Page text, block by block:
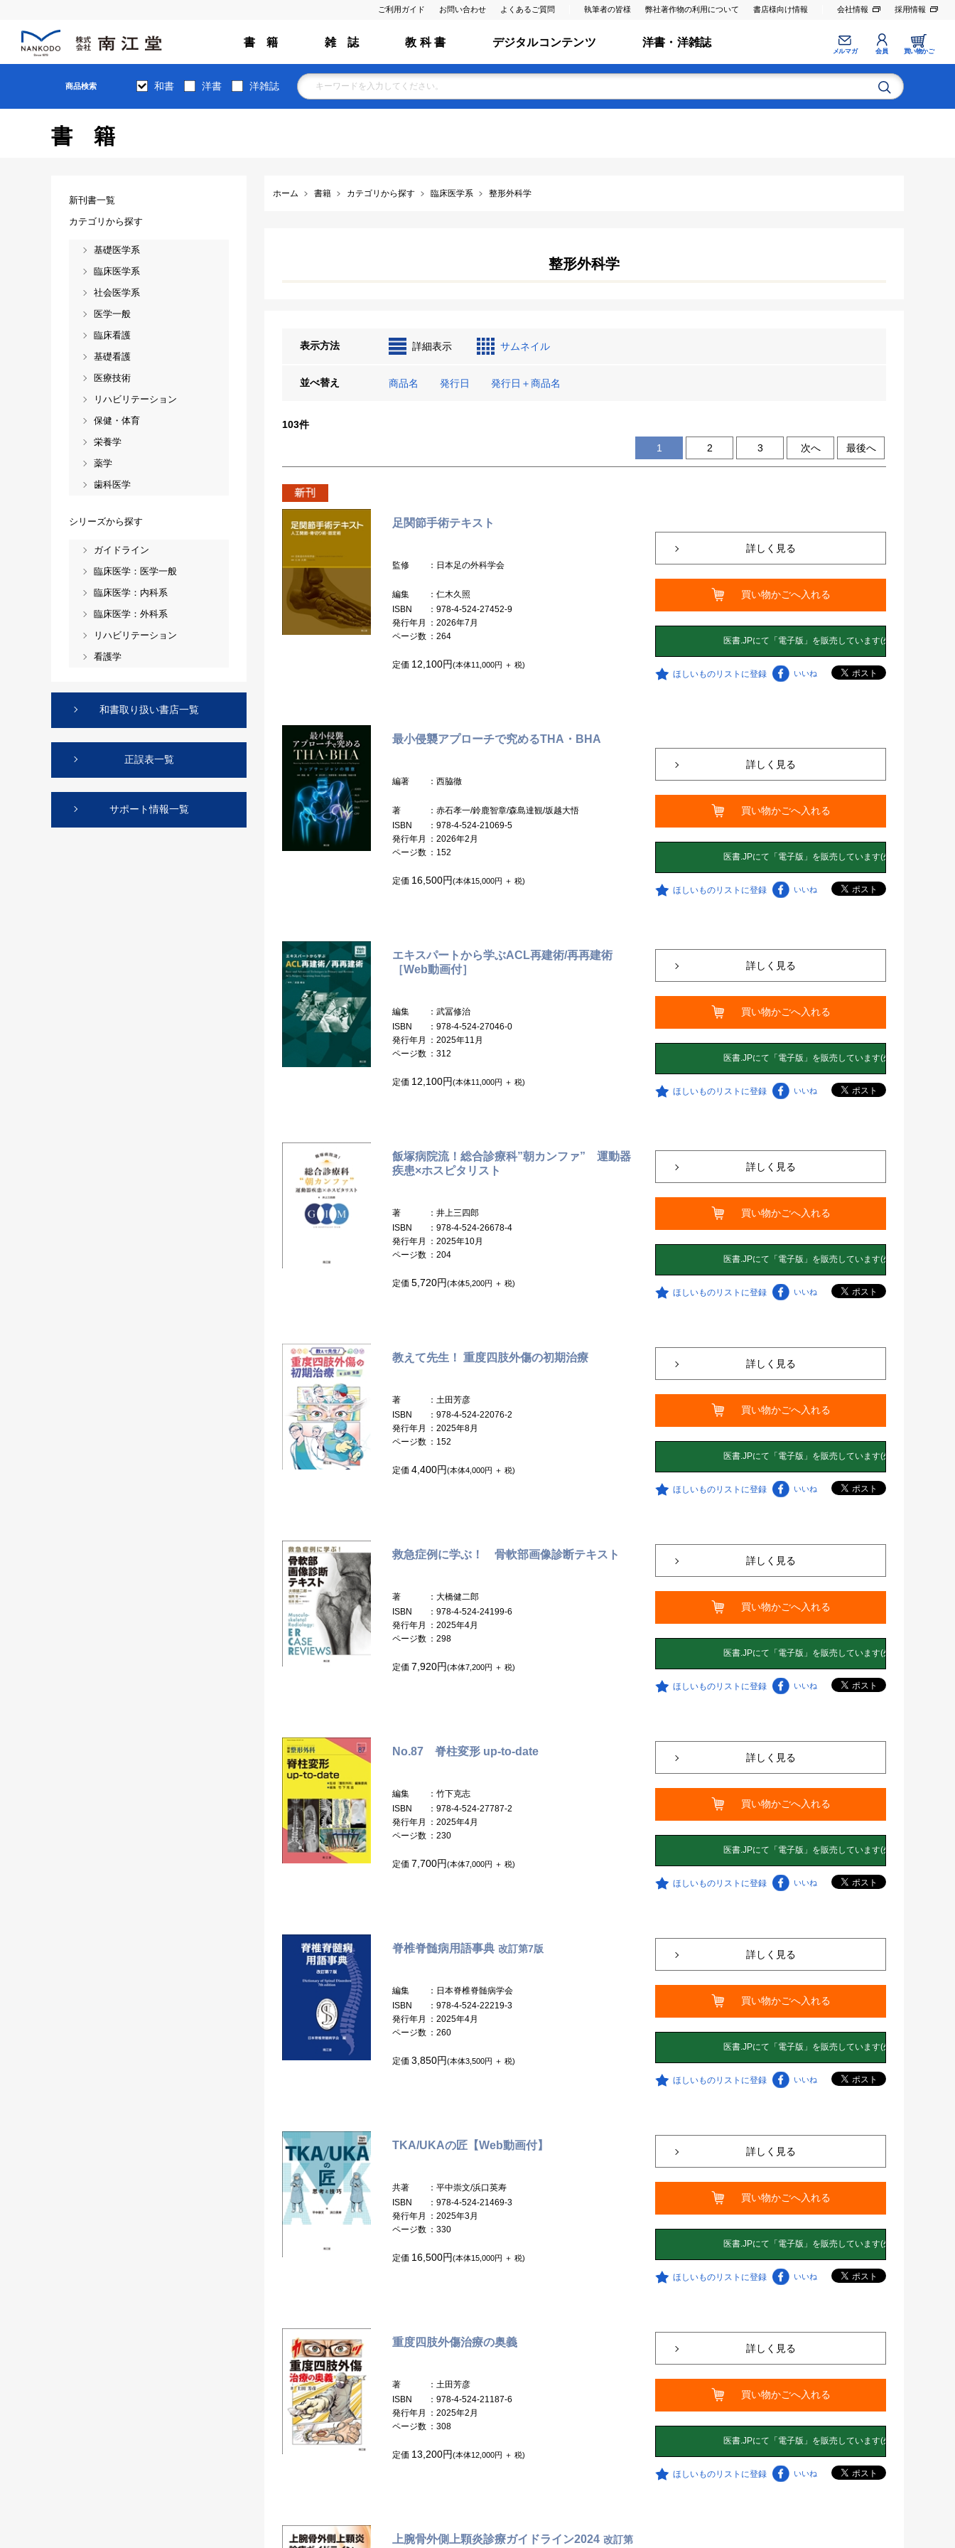
ご利用ガイド お問い合わせ よくあるご質問 執筆者の皆様 弊社著作物の利用について 書店様向け情報 会社情報 採用情報
書 籍 雑 誌 教 科 書 デジタルコンテンツ 洋書・洋雑誌
メルマガ 会員 買い物かご
商品検索 和書 洋書 洋雑誌
書籍
ホーム 書籍 カテゴリから探す 臨床医学系 整形外科学
整形外科学
表示方法 詳細表示 サムネイル
並べ替え 商品名 発行日 発行日＋商品名
103件
1 2 3 次へ 最後へ
足関節手術テキスト
監修 ：日本足の外科学会
編集
：仁木久照
ISBN
：978-4-524-27452-9
発行年月
：2026年7月
ページ数 ：264
定価 12,100円(本体11,000円 ＋ 税)
詳しく見る
買い物かごへ入れる
ほしいものリストに登録 いいね
最小侵襲アプローチで究めるTHA・BHA
編著 ：西脇徹
著
：赤石孝一/鈴鹿智章/森島達観/坂越大悟
ISBN
：978-4-524-21069-5
発行年月
：2026年2月
ページ数 ：152
定価 16,500円(本体15,000円 ＋ 税)
詳しく見る
買い物かごへ入れる
ほしいものリストに登録 いいね
エキスパートから学ぶACL再建術/再再建術
［Web動画付］
編集
：武冨修治
ISBN
：978-4-524-27046-0
発行年月
：2025年11月
ページ数 ：312
定価 12,100円(本体11,000円 ＋ 税)
詳しく見る
買い物かごへ入れる
ほしいものリストに登録 いいね
飯塚病院流！総合診療科”朝カンファ” 運動器
疾患×ホスピタリスト
著
：井上三四郎
ISBN
：978-4-524-26678-4
発行年月
：2025年10月
ページ数 ：204
定価 5,720円(本体5,200円 ＋ 税)
詳しく見る
買い物かごへ入れる
ほしいものリストに登録 いいね
教えて先生！ 重度四肢外傷の初期治療
著
：土田芳彦
ISBN
：978-4-524-22076-2
発行年月
：2025年8月
ページ数 ：152
定価 4,400円(本体4,000円 ＋ 税)
詳しく見る
買い物かごへ入れる
ほしいものリストに登録 いいね
救急症例に学ぶ！ 骨軟部画像診断テキスト
著
：大橋健二郎
ISBN
：978-4-524-24199-6
発行年月
：2025年4月
ページ数 ：298
定価 7,920円(本体7,200円 ＋ 税)
詳しく見る
買い物かごへ入れる
ほしいものリストに登録 いいね
No.87 脊柱変形 up-to-date
編集
：竹下克志
ISBN
：978-4-524-27787-2
発行年月
：2025年4月
ページ数 ：230
定価 7,700円(本体7,000円 ＋ 税)
詳しく見る
買い物かごへ入れる
ほしいものリストに登録 いいね
脊椎脊髄病用語事典 改訂第7版
編集
：日本脊椎脊髄病学会
ISBN
：978-4-524-22219-3
発行年月
：2025年4月
ページ数 ：260
定価 3,850円(本体3,500円 ＋ 税)
詳しく見る
買い物かごへ入れる
ほしいものリストに登録 いいね
TKA/UKAの匠【Web動画付】
共著
：平中崇文/浜口英寿
ISBN
：978-4-524-21469-3
発行年月
：2025年3月
ページ数 ：330
定価 16,500円(本体15,000円 ＋ 税)
詳しく見る
買い物かごへ入れる
ほしいものリストに登録 いいね
重度四肢外傷治療の奥義
著
：土田芳彦
ISBN
：978-4-524-21187-6
発行年月
：2025年2月
ページ数 ：308
定価 13,200円(本体12,000円 ＋ 税)
詳しく見る
買い物かごへ入れる
ほしいものリストに登録 いいね
上腕骨外側上顆炎診療ガイドライン2024 改訂第
新刊書一覧
カテゴリから探す
基礎医学系
臨床医学系
社会医学系
医学一般
臨床看護
基礎看護
医療技術
リハビリテーション
保健・体育
栄養学
薬学
歯科医学
シリーズから探す
ガイドライン
臨床医学：医学一般
臨床医学：内科系
臨床医学：外科系
リハビリテーション
看護学
和書取り扱い書店一覧
正誤表一覧
サポート情報一覧